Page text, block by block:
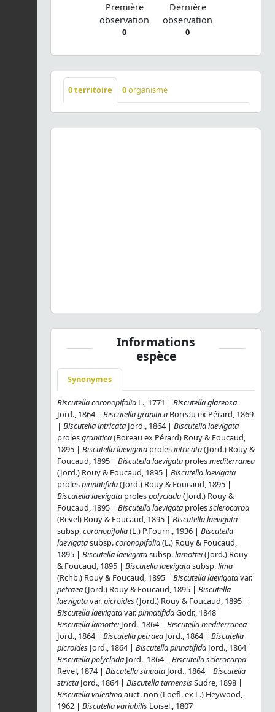
Première
observation
0
Dernière
observation
0
0territoire 0organisme
Informations
espèce
Synonymes
Biscutella coronopifolia L., 1771 | Biscutella glareosa
Jord., 1864 | Biscutella granitica Boreau ex Pérard, 1869
| Biscutella intricata Jord., 1864 | Biscutella laevigata
prolesgranitica(Boreau ex Pérard) Rouy & Foucaud,
1895 | Biscutella laevigata prolesintricata(Jord.) Rouy &
Foucaud, 1895 | Biscutella laevigata prolesmediterranea
(Jord.) Rouy & Foucaud, 1895 | Biscutella laevigata
prolespinnatifida(Jord.) Rouy & Foucaud, 1895 |
Biscutella laevigata prolespolyclada(Jord.) Rouy &
Foucaud, 1895 | Biscutella laevigata prolessclerocarpa
(Revel) Rouy & Foucaud, 1895 | Biscutella laevigata
subsp.coronopifolia(L.) P.Fourn., 1936 | Biscutella
laevigatasubsp.coronopifolia(L.) Rouy & Foucaud,
1895 | Biscutella laevigatasubsp.lamottei(Jord.) Rouy
& Foucaud, 1895 | Biscutella laevigatasubsp.lima
(Rchb.) Rouy & Foucaud, 1895 | Biscutella laevigatavar.
petraea(Jord.) Rouy & Foucaud, 1895 | Biscutella
laevigatavar.picroides (Jord.) Rouy & Foucaud, 1895 |
Biscutella laevigatavar.pinnatifidaGodr., 1848 |
Biscutella lamotteiJord., 1864 | Biscutella mediterranea
Jord., 1864 | Biscutella petraea Jord., 1864 | Biscutella
picroides Jord., 1864 | Biscutella pinnatifida Jord., 1864 |
Biscutella polyclada Jord., 1864 | Biscutella sclerocarpa
Revel, 1874 | Biscutella sinuata Jord., 1864 | Biscutella
stricta Jord., 1864 | Biscutella tarnensis Sudre, 1898 |
Biscutella valentinaauct. non (Loefl. ex L.) Heywood,
1962 | Biscutella variabilis Loisel., 1807